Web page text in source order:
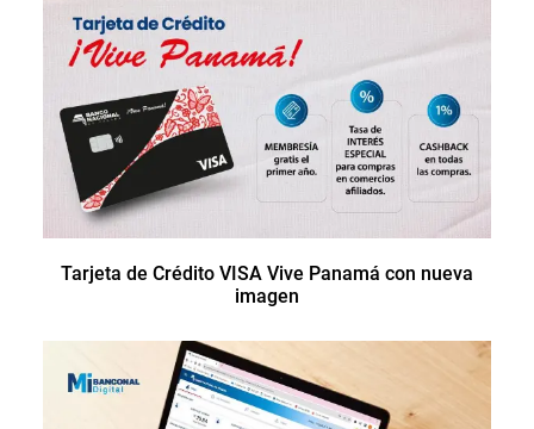
Tarjeta de Crédito VISA Vive Panamá con nueva
imagen